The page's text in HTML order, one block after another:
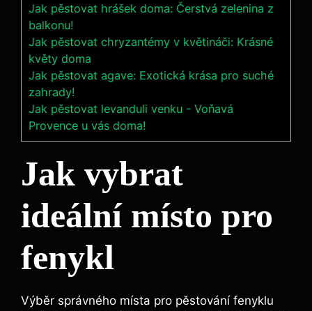
Jak pěstovat hrášek doma: Čerstvá zelenina z
balkonu!
Jak pěstovat chryzantémy v květináči: Krásné
květy doma
Jak pěstovat agave: Exotická krása pro suché
zahrady!
Jak pěstovat levanduli venku - Voňavá
Provence u vás doma!
Jak vybrat
ideální místo pro
fenykl
Výběr správného místa pro pěstování fenyklu